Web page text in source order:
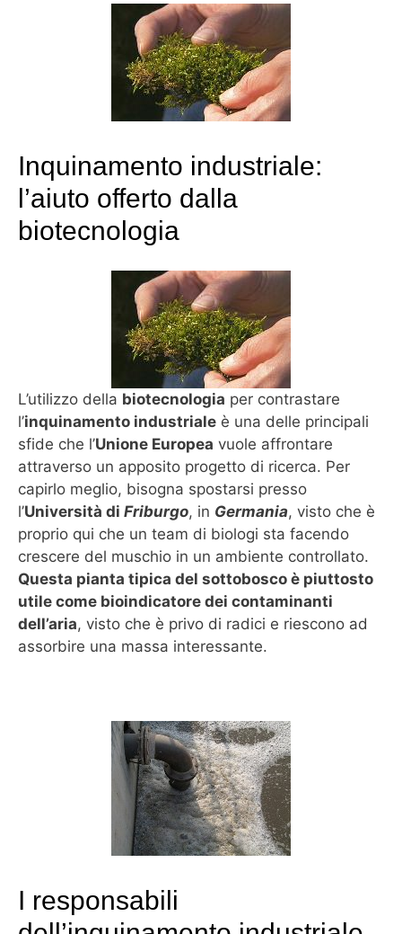
Inquinamento industriale:
l’aiuto offerto dalla
biotecnologia
L’utilizzo della biotecnologia per contrastare
l’inquinamento industriale è una delle principali
sfide che l’Unione Europea vuole affrontare
attraverso un apposito progetto di ricerca. Per
capirlo meglio, bisogna spostarsi presso
l’Università di Friburgo, in Germania, visto che è
proprio qui che un team di biologi sta facendo
crescere del muschio in un ambiente controllato.
Questa pianta tipica del sottobosco è piuttosto
utile come bioindicatore dei contaminanti
dell’aria, visto che è privo di radici e riescono ad
assorbire una massa interessante.
I responsabili